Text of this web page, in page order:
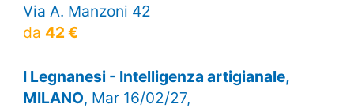
Via A. Manzoni 42
da 42 €
I Legnanesi - Intelligenza artigianale,
MILANO, Mar 16/02/27,